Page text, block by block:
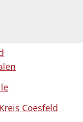
mit
Coesfeld